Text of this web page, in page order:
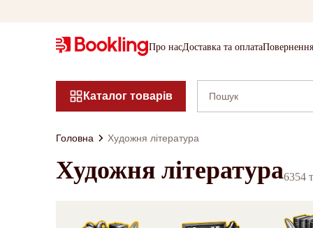
Про насДоставка та оплата
Каталог товарів
Головна Художня література
Художня література6354